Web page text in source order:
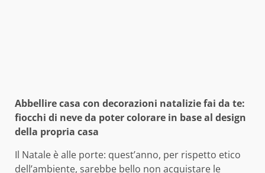
Abbellire casa con decorazioni natalizie fai da te:
fiocchi di neve da poter colorare in base al design
della propria casa
Il Natale è alle porte: quest’anno, per rispetto etico
dell’ambiente, sarebbe bello non acquistare le